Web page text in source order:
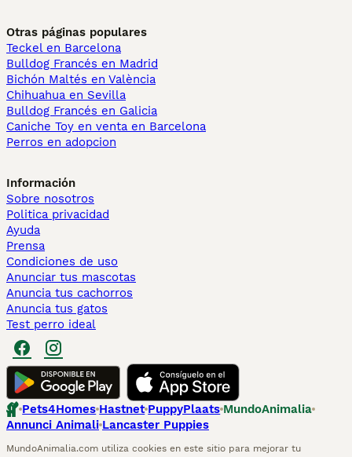
Otras páginas populares
Teckel en Barcelona
Bulldog Francés en Madrid
Bichón Maltés en València
Chihuahua en Sevilla
Bulldog Francés en Galicia
Caniche Toy en venta en Barcelona
Perros en adopcion
Información
Sobre nosotros
Politica privacidad
Ayuda
Prensa
Condiciones de uso
Anunciar tus mascotas
Anuncia tus cachorros
Anuncia tus gatos
Test perro ideal
Pets4Homes Hastnet PuppyPlaats MundoAnimalia
Annunci Animali Lancaster Puppies
MundoAnimalia.com utiliza cookies en este sitio para mejorar tu